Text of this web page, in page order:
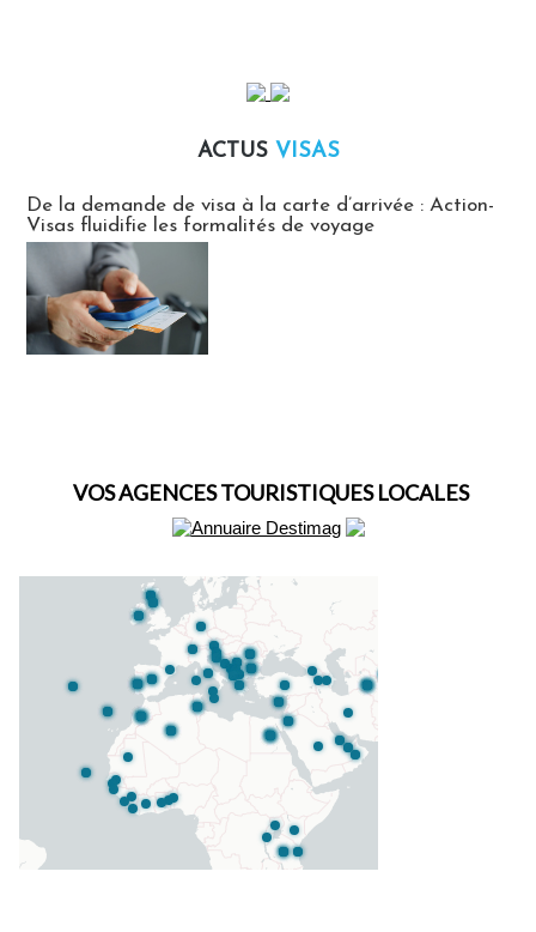
ACTUS VISAS
De la demande de visa à la carte d’arrivée : Action-
Visas fluidifie les formalités de voyage
VOS AGENCES TOURISTIQUES LOCALES